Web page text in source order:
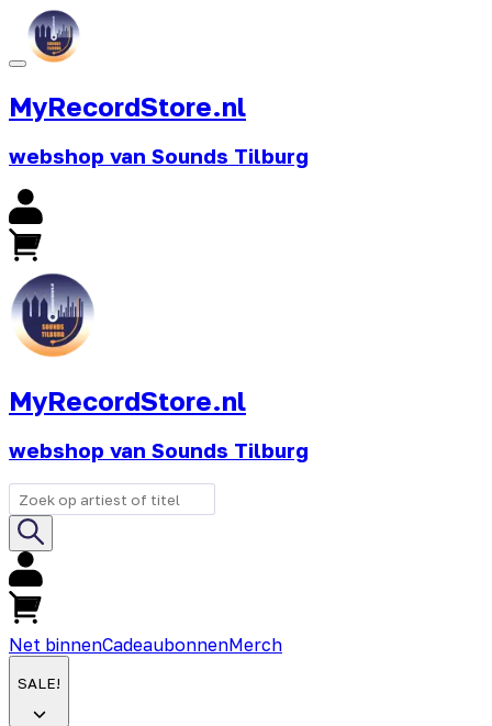
MyRecordStore.nl
webshop van Sounds Tilburg
MyRecordStore.nl
webshop van Sounds Tilburg
Net binnenCadeaubonnenMerch
SALE!